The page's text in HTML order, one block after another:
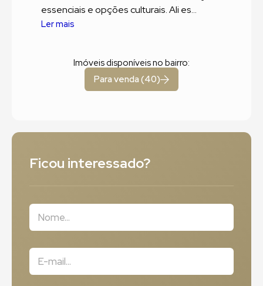
essenciais e opções culturais. Ali es...
Ler mais
Imóveis disponíveis no bairro:
Para venda (40)
Ficou interessado?